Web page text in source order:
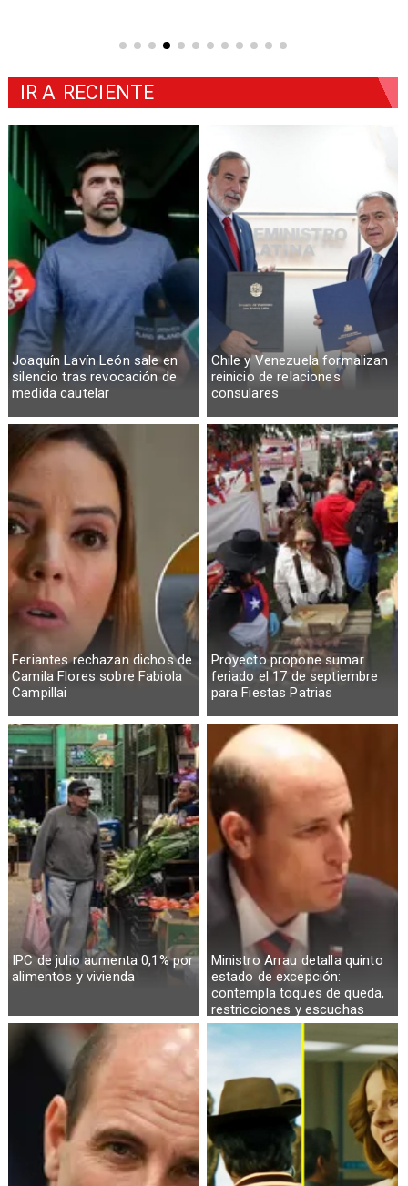
Joaquín Lavín León sale en
silencio tras revocación de
medida cautelar
Chile y Venezuela formalizan
reinicio de relaciones
consulares
Feriantes rechazan dichos de
Camila Flores sobre Fabiola
Campillai
Proyecto propone sumar
feriado el 17 de septiembre
para Fiestas Patrias
IPC de julio aumenta 0,1% por
alimentos y vivienda
Ministro Arrau detalla quinto
estado de excepción:
contempla toques de queda,
restricciones y escuchas
telefónicas en zonas críticas
IR A RECIENTE